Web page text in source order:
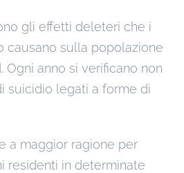
gli effetti deleteri che i
causano sulla popolazione
Ogni anno si verificano non
suicidio legati a forme di
a maggior ragione per
residenti in determinate